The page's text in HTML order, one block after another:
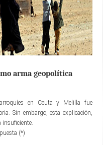
arma geopolítica
en Ceuta y Melilla fue
Sin embargo, esta explicación,
insuficiente.
(*)